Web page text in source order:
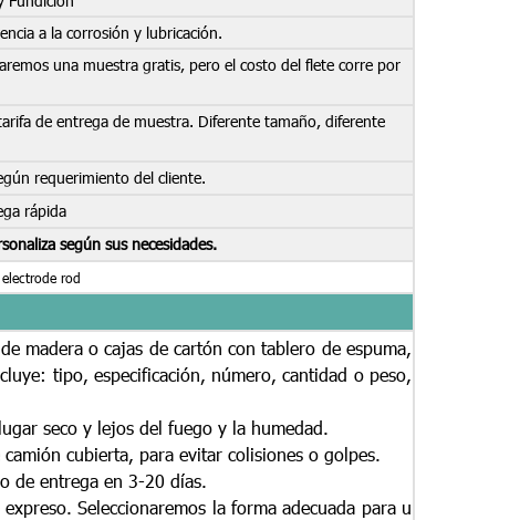
a la corrosión y lubricación.
una muestra gratis, pero el costo del flete corre por
de entrega de muestra. Diferente tamaño, diferente
requerimiento del cliente.
rápida
según sus necesidades.
madera o cajas de cartón con tablero de espuma,
tipo, especificación, número, cantidad o peso,
seco y lejos del fuego y la humedad.
cubierta, para evitar colisiones o golpes.
de entrega en 3-20 días.
Seleccionaremos la forma adecuada para u